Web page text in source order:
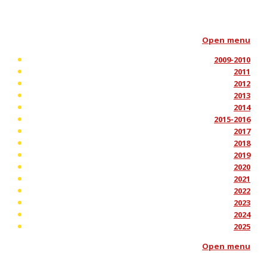
Open menu
2009-2010
2011
2012
2013
2014
2015-2016
2017
2018
2019
2020
2021
2022
2023
2024
2025
Open menu